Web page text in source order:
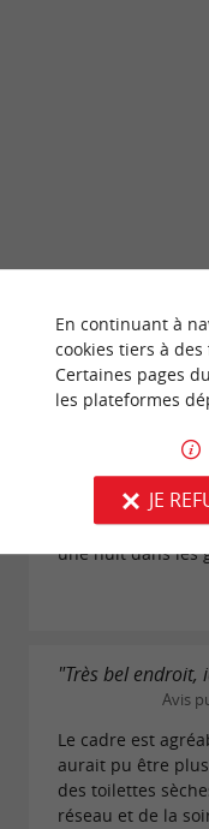
"Expérience
Avis
Nous avons
avoir offert une
Nous avons
une nuit dans les
"Très bel endroit,
Avis
Le cadre est
aurait pu être
des toilettes
réseau et de la
En continuant à
cookies tiers à des
Certaines pages
les plateformes
JE